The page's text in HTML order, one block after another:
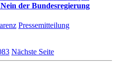
der Bundesregierung
Pressemitteilung
Nächste Seite